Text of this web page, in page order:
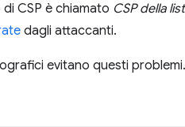
CSP è chiamato CSP della
dagli attaccanti.
evitano questi problemi.